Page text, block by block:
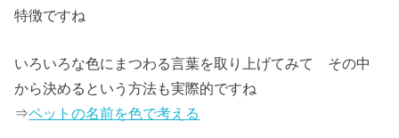
特徴ですね
いろいろな色にまつわる言葉を取り上げてみて その中
から決めるという方法も実際的ですね
⇒ペットの名前を色で考える